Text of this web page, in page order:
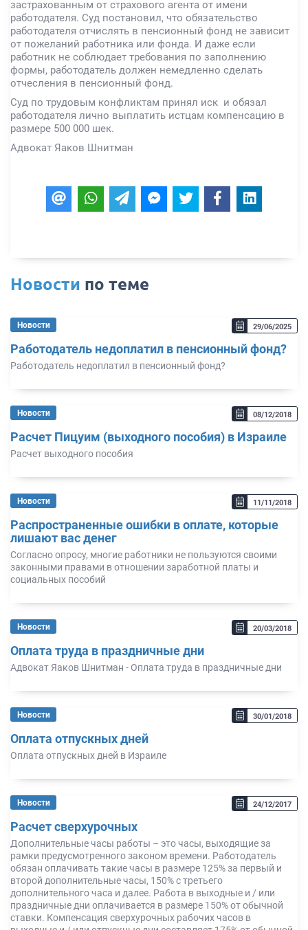
застрахованным от страхового агента от имени
работодателя. Суд постановил, что обязательство
работодателя отчислять в пенсионный фонд не зависит
от пожеланий работника или фонда. И даже если
работник не соблюдает требования по заполнению
формы, работодатель должен немедленно сделать
отчесления в пенсионный фонд.
Суд по трудовым конфликтам принял иск и обязал
работодателя лично выплатить истцам компенсацию в
размере 500 000 шек.
Адвокат Яаков Шнитман
Новости по теме
29/06/2025
Новости
Работодатель недоплатил в пенсионный фонд?
Работодатель недоплатил в пенсионный фонд?
08/12/2018
Новости
Расчет Пицуим (выходного пособия) в Израиле
Расчет выходного пособия
11/11/2018
Новости
Распространенные ошибки в оплате, которые
лишают вас денег
Согласно опросу, многие работники не пользуются своими
законными правами в отношении заработной платы и
социальных пособий
20/03/2018
Новости
Оплата труда в праздничные дни
Адвокат Яаков Шнитман - Оплата труда в праздничные дни
30/01/2018
Новости
Оплата отпускных дней
Оплата отпускных дней в Израиле
24/12/2017
Новости
Расчет сверхурочных
Дополнительные часы работы – это часы, выходящие за
рамки предусмотренного законом времени. Работодатель
обязан оплачивать такие часы в размере 125% за первый и
второй дополнительные часы, 150% с третьего
дополнительного часа и далее. Работа в выходные и / или
праздничные дни оплачивается в размере 150% от обычной
ставки. Компенсация сверхурочных рабочих часов в